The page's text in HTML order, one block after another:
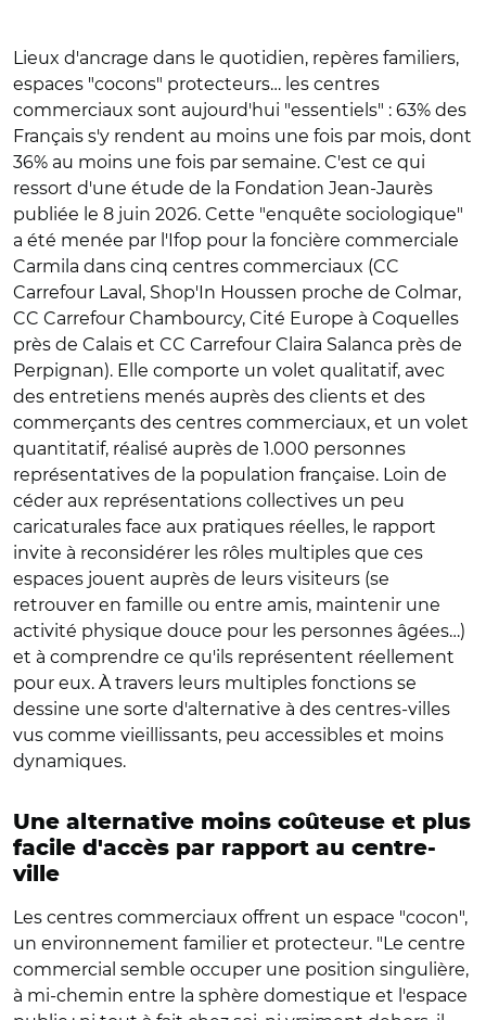
Lieux d'ancrage dans le quotidien, repères familiers,
espaces "cocons" protecteurs… les centres
commerciaux sont aujourd'hui "essentiels" : 63% des
Français s'y rendent au moins une fois par mois, dont
36% au moins une fois par semaine. C'est ce qui
ressort d'une étude de la Fondation Jean-Jaurès
publiée le 8 juin 2026. Cette "enquête sociologique"
a été menée par l'Ifop pour la foncière commerciale
Carmila dans cinq centres commerciaux (CC
Carrefour Laval, Shop'In Houssen proche de Colmar,
CC Carrefour Chambourcy, Cité Europe à Coquelles
près de Calais et CC Carrefour Claira Salanca près de
Perpignan). Elle comporte un volet qualitatif, avec
des entretiens menés auprès des clients et des
commerçants des centres commerciaux, et un volet
quantitatif, réalisé auprès de 1.000 personnes
représentatives de la population française. Loin de
céder aux représentations collectives un peu
caricaturales face aux pratiques réelles, le rapport
invite à reconsidérer les rôles multiples que ces
espaces jouent auprès de leurs visiteurs (se
retrouver en famille ou entre amis, maintenir une
activité physique douce pour les personnes âgées…)
et à comprendre ce qu'ils représentent réellement
pour eux. À travers leurs multiples fonctions se
dessine une sorte d'alternative à des centres-villes
vus comme vieillissants, peu accessibles et moins
dynamiques.
Une alternative moins coûteuse et plus
facile d'accès par rapport au centre-
ville
Les centres commerciaux offrent un espace "cocon",
un environnement familier et protecteur. "Le centre
commercial semble occuper une position singulière,
à mi-chemin entre la sphère domestique et l'espace